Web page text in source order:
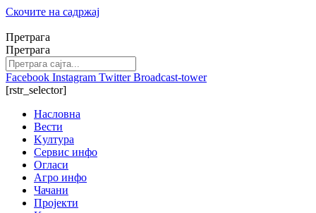
Скочите на садржај
Претрага
Претрага
Facebook Instagram Twitter Broadcast-tower
[rstr_selector]
Насловна
Вести
Kултура
Сервис инфо
Огласи
Агро инфо
Чачани
Пројекти